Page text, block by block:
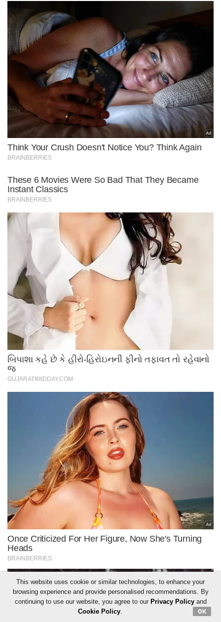
This website uses cookie or similar technologies, to enhance your
browsing experience and provide personalised recommendations. By
continuing to use our website, you agree to our Privacy Policyand
Cookie Policy. OK